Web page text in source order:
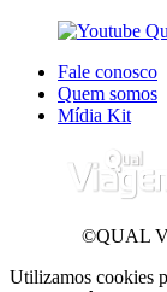
Fale conosco
Quem somos
Mídia Kit
©QUAL
Utilizamos cookies